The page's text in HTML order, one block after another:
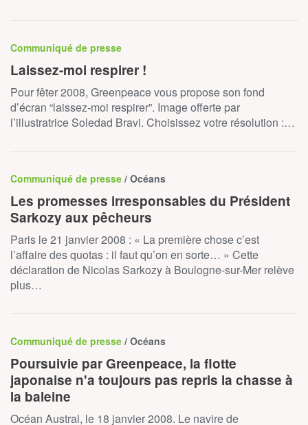
Communiqué de presse
Laissez-moi respirer !
Pour fêter 2008, Greenpeace vous propose son fond
d’écran “laissez-moi respirer”. Image offerte par
l’illustratrice Soledad Bravi. Choisissez votre résolution :…
Communiqué de presse / Océans
Les promesses irresponsables du Président
Sarkozy aux pêcheurs
Paris le 21 janvier 2008 : « La première chose c’est
l’affaire des quotas : il faut qu’on en sorte… » Cette
déclaration de Nicolas Sarkozy à Boulogne-sur-Mer relève
plus…
Communiqué de presse / Océans
Poursuivie par Greenpeace, la flotte
japonaise n'a toujours pas repris la chasse à
la baleine
Océan Austral, le 18 janvier 2008. Le navire de